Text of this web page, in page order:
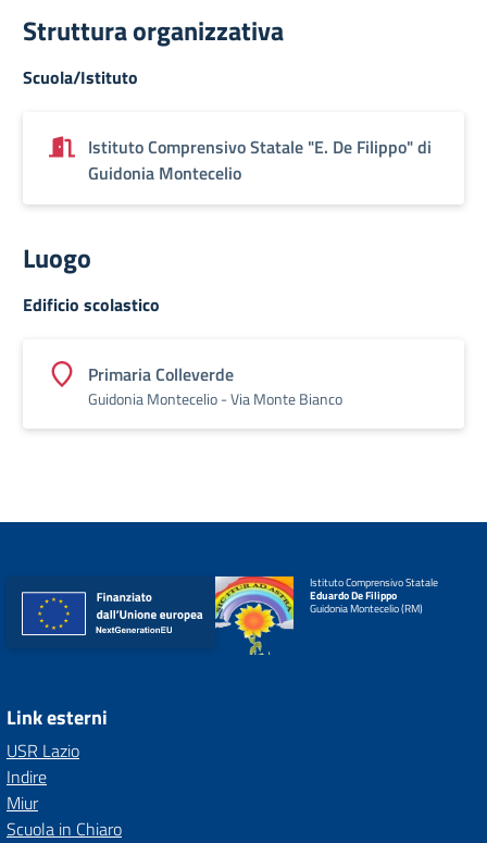
Struttura organizzativa
Scuola/Istituto
Istituto Comprensivo Statale "E. De Filippo" di
Guidonia Montecelio
Luogo
Edificio scolastico
Primaria Colleverde
Guidonia Montecelio - Via Monte Bianco
Istituto Comprensivo Statale
Eduardo De Filippo
Guidonia Montecelio (RM)
Link esterni
USR Lazio
Indire
Miur
Scuola in Chiaro